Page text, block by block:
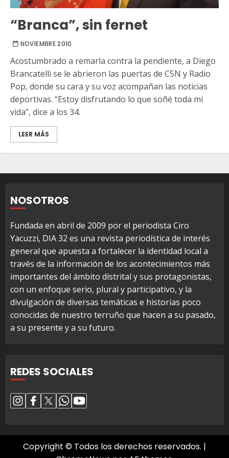
“Branca”, sin fernet
NOVIEMBRE 2010
Acostumbrado a remarla contra la pendiente, a Diego
Brancatelli se le abrieron las puertas de C5N y Radio
Pop, donde su cara y su voz acompañan las noticias
deportivas. “Estoy disfrutando lo que soñé toda mi
vida”, dice a los 34.
LEER MÁS
NOSOTROS
Fundada en abril de 2009 por el periodista Ciro
Yacuzzi, DIA 32 es una revista periodística de interés
general que apuesta a fortalecer la identidad local a
través de la información de los acontecimientos más
importantes del ámbito distrital y sus protagonistas,
con un enfoque serio, plural y participativo, y la
divulgación de diversas temáticas e historias poco
conocidas de nuestro terruño que hacen a su pasado,
a su presente y a su futuro.
REDES SOCIALES
Copyright © Todos los derechos reservados. |